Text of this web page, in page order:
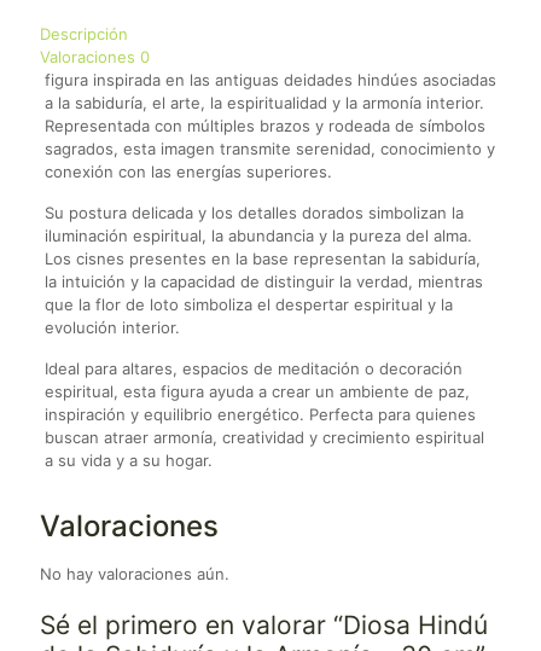
Descripción
Valoraciones 0
figura inspirada en las antiguas deidades hindúes asociadas
a la sabiduría, el arte, la espiritualidad y la armonía interior.
Representada con múltiples brazos y rodeada de símbolos
sagrados, esta imagen transmite serenidad, conocimiento y
conexión con las energías superiores.
Su postura delicada y los detalles dorados simbolizan la
iluminación espiritual, la abundancia y la pureza del alma.
Los cisnes presentes en la base representan la sabiduría,
la intuición y la capacidad de distinguir la verdad, mientras
que la flor de loto simboliza el despertar espiritual y la
evolución interior.
Ideal para altares, espacios de meditación o decoración
espiritual, esta figura ayuda a crear un ambiente de paz,
inspiración y equilibrio energético. Perfecta para quienes
buscan atraer armonía, creatividad y crecimiento espiritual
a su vida y a su hogar.
Valoraciones
No hay valoraciones aún.
Sé el primero en valorar “Diosa Hindú